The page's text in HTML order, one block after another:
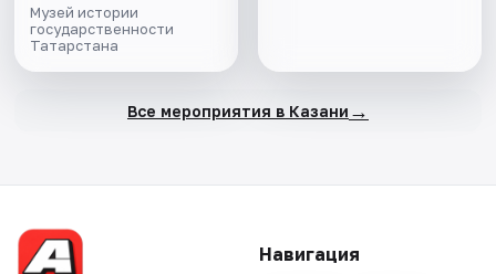
Музей истории
государственности
Татарстана
Все мероприятия в Казани →
Навигация